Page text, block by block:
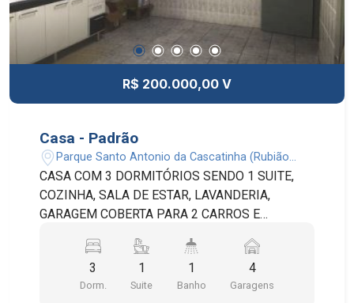
R$ 200.000,00 V
Casa - Padrão
Parque Santo Antonio da Cascatinha (Rubião
Junior) - Botucatu/SP
CASA COM 3 DORMITÓRIOS SENDO 1 SUITE,
COZINHA, SALA DE ESTAR, LAVANDERIA,
GARAGEM COBERTA PARA 2 CARROS E
JARDIM.
3
Dorm.
1
Suite
1
Banho
4
Garagens